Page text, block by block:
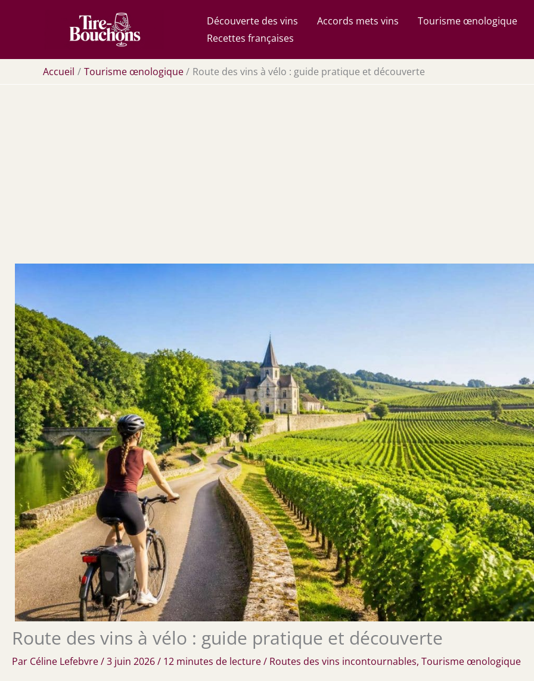
Découverte des vins Accords mets vins
Tourisme œnologique
Recettes françaises
Accueil Tourisme œnologique Route des vins à vélo : guide pratique et découverte
Route des vins à vélo : guide pratique et découverte
Par Céline Lefebvre/3 juin 2026/ 12 minutes de lecture/ Routes des vins incontournables, Tourisme œnologique